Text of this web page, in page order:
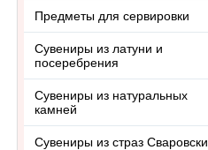
Предметы для сервировки
Сувениры из латуни и
посеребрения
Сувениры из натуральных
камней
Сувениры из страз Сваровски